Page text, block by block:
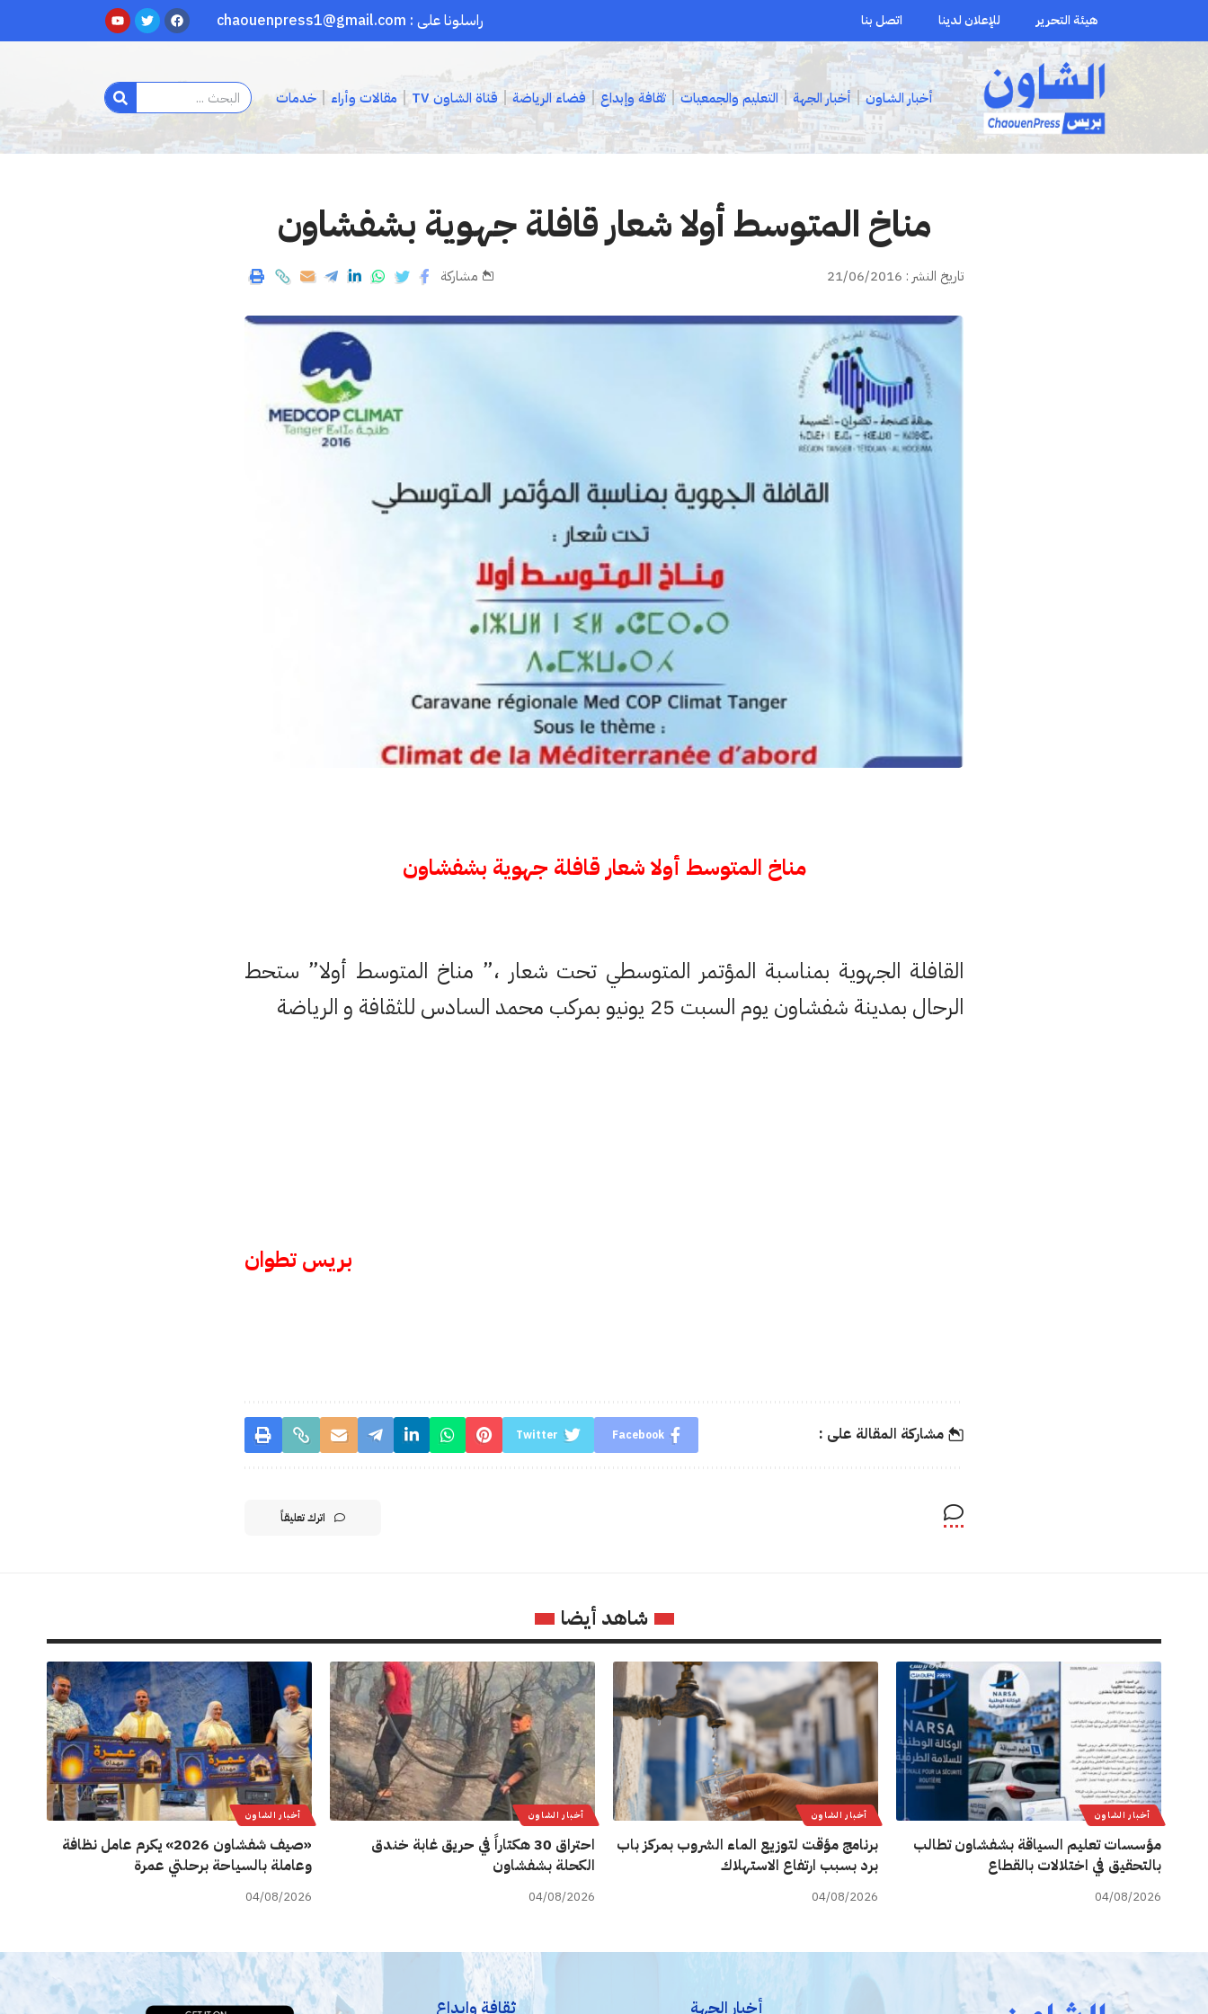
هيئة التحرير للإعلان لدينا اتصل بنا راسلونا على : chaouenpress1@gmail.com
أخبار الشاون أخبار الجهة التعليم والجمعيات ثقافة وإبداع فضاء الرياضة قناة الشاون TV مقالات وأراء خدمات
مناخ المتوسط أولا شعار قافلة جهوية بشفشاون
تاريخ النشر : 21/06/2016 مشاركة
مناخ المتوسط أولا شعار قافلة جهوية بشفشاون
القافلة الجهوية بمناسبة المؤتمر المتوسطي تحت شعار ،” مناخ المتوسط أولا” ستحط
الرحال بمدينة شفشاون يوم السبت 25 يونيو بمركب محمد السادس للثقافة و الرياضة
بريس تطوان
مشاركة المقالة على : Facebook
Twitter
اترك تعليقاً
شاهد أيضا
أخبار الشاون
مؤسسات تعليم السياقة بشفشاون تطالب
بالتحقيق في اختلالات بالقطاع
04/08/2026
أخبار الشاون
برنامج مؤقت لتوزيع الماء الشروب بمركز باب
برد بسبب ارتفاع الاستهلاك
04/08/2026
أخبار الشاون
احتراق 30 هكتاراً في حريق غابة خندق
الكحلة بشفشاون
04/08/2026
أخبار الشاون
«صيف شفشاون 2026» يكرم عامل نظافة
وعاملة بالسياحة برحلتي عمرة
04/08/2026
أخبار الجهة ثقافة وإبداع